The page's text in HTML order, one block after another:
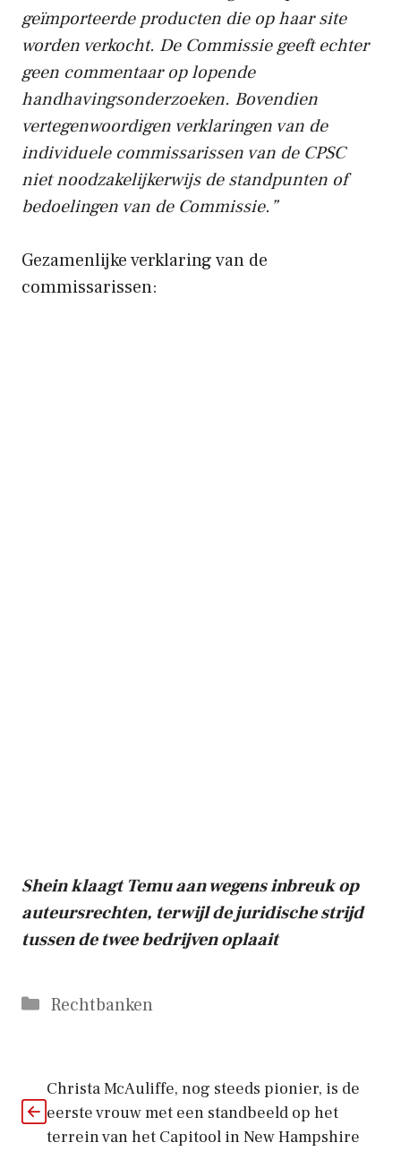
geïmporteerde producten die op haar site
worden verkocht. De Commissie geeft echter
geen commentaar op lopende
handhavingsonderzoeken. Bovendien
vertegenwoordigen verklaringen van de
individuele commissarissen van de CPSC
niet noodzakelijkerwijs de standpunten of
bedoelingen van de Commissie.”
Gezamenlijke verklaring van de
commissarissen:
Shein klaagt Temu aan wegens inbreuk op
auteursrechten, terwijl de juridische strijd
tussen de twee bedrijven oplaait
Categorieën
Rechtbanken
Christa McAuliffe, nog steeds pionier, is de
eerste vrouw met een standbeeld op het
terrein van het Capitool in New Hampshire